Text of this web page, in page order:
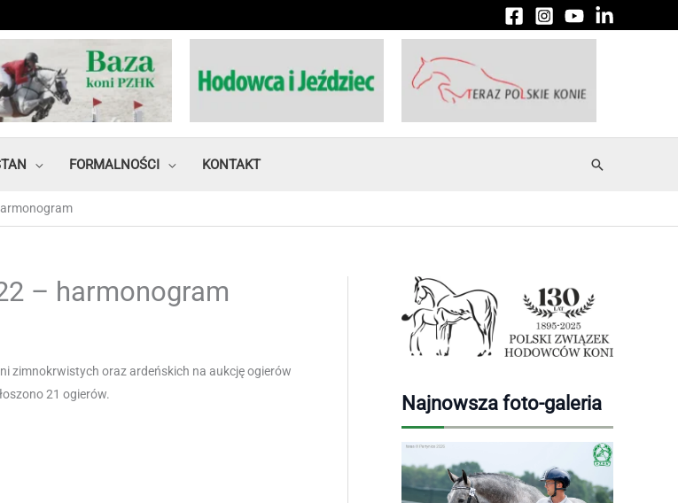
FORMALNOŚCI KONTAKT Szukaj
– harmonogram
zimnokrwistych oraz ardeńskich na aukcję ogierów
21 ogierów.
Najnowsza foto-galeria